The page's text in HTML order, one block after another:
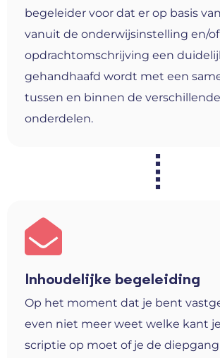
begeleider voor dat er op basis
vanuit de onderwijsinstelling en/of
opdrachtomschrijving een
gehandhaafd wordt met een
tussen en binnen de verschillende
onderdelen.
Inhoudelijke begeleiding
Op het moment dat je bent
even niet meer weet welke kant
scriptie op moet of je de